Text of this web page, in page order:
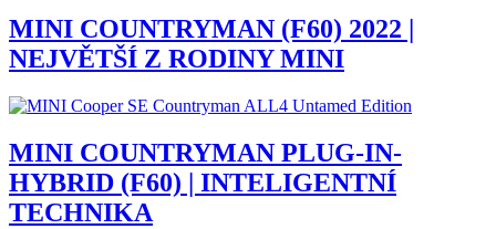
MINI COUNTRYMAN (F60) 2022 |
NEJVĚTŠÍ Z RODINY MINI
MINI COUNTRYMAN PLUG-IN-
HYBRID (F60) | INTELIGENTNÍ
TECHNIKA